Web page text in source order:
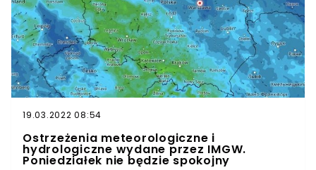
19.03.2022 08:54
Ostrzeżenia meteorologiczne i
hydrologiczne wydane przez IMGW.
Poniedziałek nie będzie spokojny